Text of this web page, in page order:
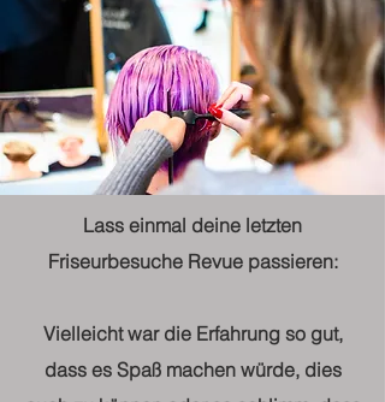
Lass einmal deine letzten
Friseurbesuche Revue passieren:
Vielleicht war die Erfahrung so gut,
dass es Spaß machen würde, dies